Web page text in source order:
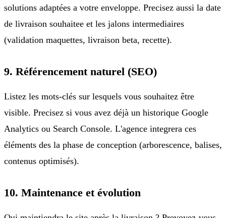
solutions adaptées a votre enveloppe. Precisez aussi la date
de livraison souhaitee et les jalons intermediaires
(validation maquettes, livraison beta, recette).
9. Référencement naturel (SEO)
Listez les mots-clés sur lesquels vous souhaitez être
visible. Precisez si vous avez déjà un historique Google
Analytics ou Search Console. L'agence integrera ces
éléments des la phase de conception (arborescence, balises,
contenus optimisés).
10. Maintenance et évolution